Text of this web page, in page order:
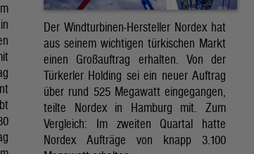
Der Windturbinen-Hersteller Nordex hat
aus seinem wichtigen türkischen Markt
einen Großauftrag erhalten. Von der
Türkerler Holding sei ein neuer Auftrag
über rund 525 Megawatt eingegangen,
teilte Nordex in Hamburg mit. Zum
Vergleich: Im zweiten Quartal hatte
Nordex Aufträge von knapp 3.100